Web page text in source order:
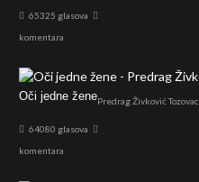
65325 glasova
komentara
Oči jedne ženePredrag Živković Tozovac
64080 glasova
komentara